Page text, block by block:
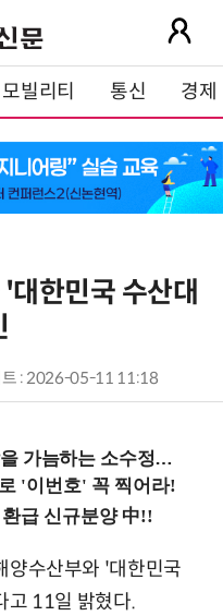
모빌리티 통신 경제
대한민국 수산대
트 : 2026-05-11 11:18
실습 워크숍 (8/28 신논현역)
양수산부와 '대한민국
고 11일 밝혔다.